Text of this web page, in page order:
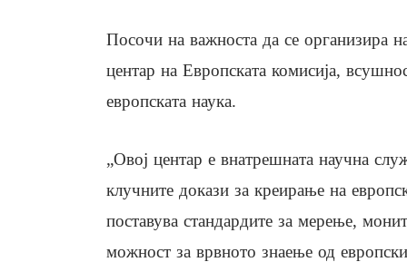
Посочи на важноста да се организира
центар на Европската комисија,
европската наука.
„Овој центар е внатрешната научна
клучните докази за креирање на
поставува стандардите за мерење,
можност за врвното знаење од